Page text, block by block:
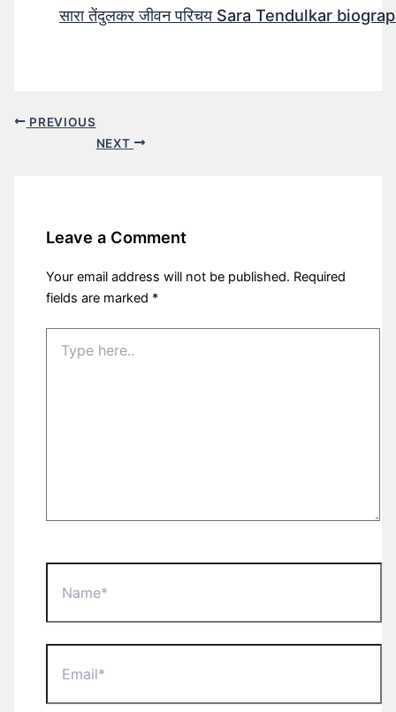
सारा तेंदुलकर जीवन परिचय Sara Tendulkar
PREVIOUS
NEXT
Leave a Comment
Your email address will not be published. Required
fields are marked *
here..